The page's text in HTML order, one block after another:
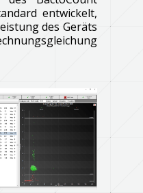
entwickelt,
des Geräts